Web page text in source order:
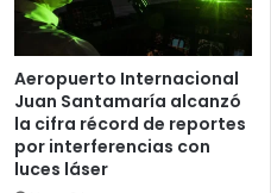
Aeropuerto Internacional
Juan Santamaría alcanzó
la cifra récord de reportes
por interferencias con
luces láser